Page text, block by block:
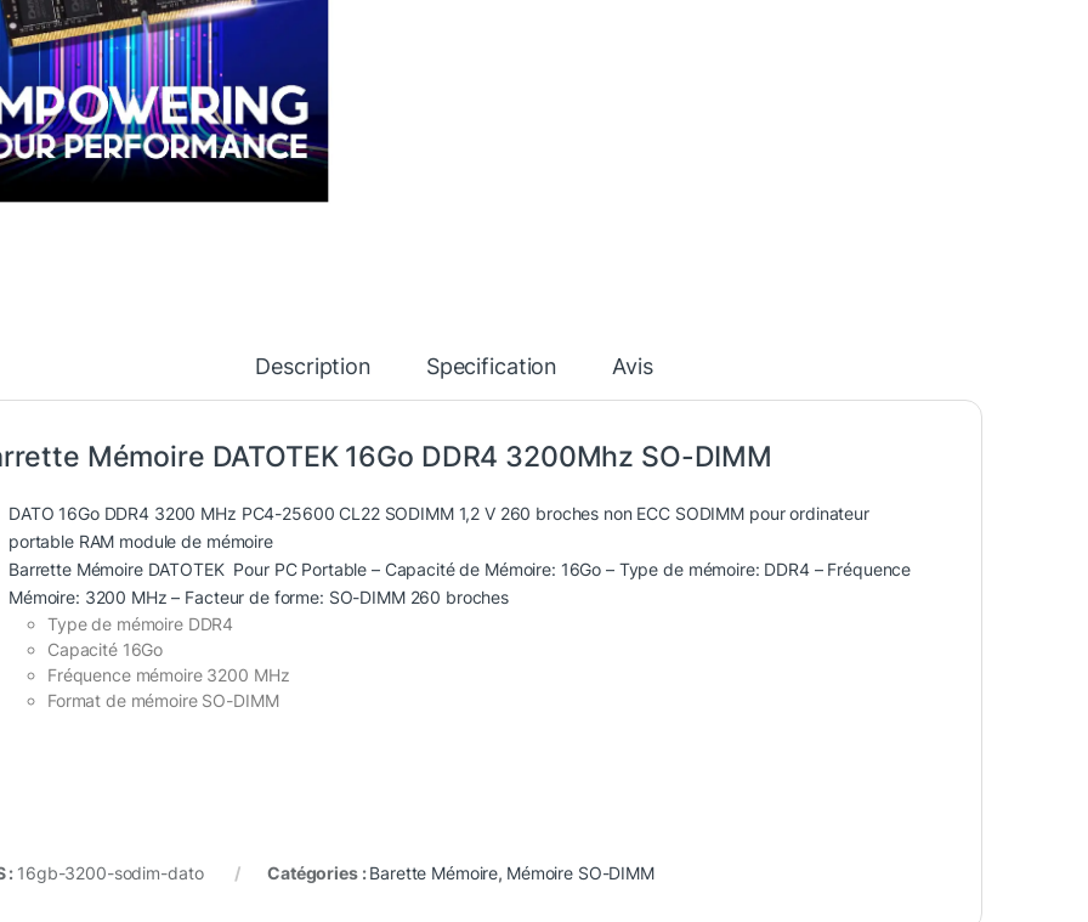
Description Specification Avis
Mémoire DATOTEK 16Go DDR4 3200Mhz SO-DIMM
DATO 16Go DDR4 3200 MHz PC4-25600 CL22 SODIMM 1,2 V 260 broches non ECC SODIMM pour ordinateur
portable RAM module de mémoire
Barrette Mémoire DATOTEK Pour PC Portable – Capacité de Mémoire: 16Go – Type de mémoire: DDR4 – Fréquence
Mémoire: 3200 MHz – Facteur de forme: SO-DIMM 260 broches
Type de mémoire DDR4
Capacité 16Go
Fréquence mémoire 3200 MHz
Format de mémoire SO-DIMM
: 16gb-3200-sodim-dato Catégories :Barette Mémoire, Mémoire SO-DIMM